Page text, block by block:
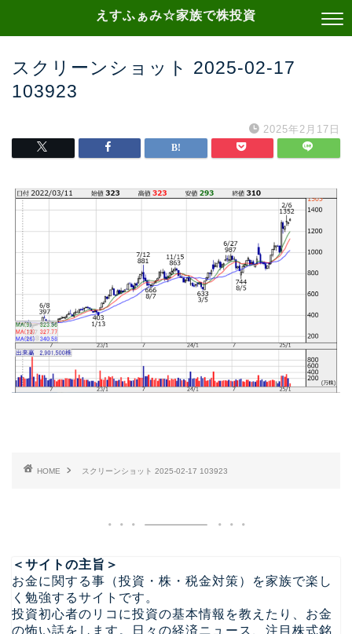
えすふぁみ☆家族で株投資
スクリーンショット 2025-02-17
103923
2025年2月17日
HOME スクリーンショット 2025-02-17 103923
＜サイトの主旨＞
お金に関する事（投資・株・税金対策）を家族で楽し
く勉強するサイトです。
投資初心者のリコに投資の基本情報を教えたり、お金
の怖い話をします。日々の経済ニュース、注目株式銘